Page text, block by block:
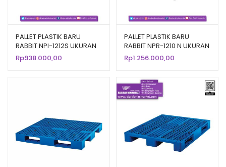
PALLET PLASTIK BARU
RABBIT NPI-1212S UKURAN
120x120x7,5 CM FLOORING
ONLY
Rp938.000,00
PALLET PLASTIK BARU
RABBIT NPR-1210 N UKURAN
120x100x16 CM
Rp1.256.000,00